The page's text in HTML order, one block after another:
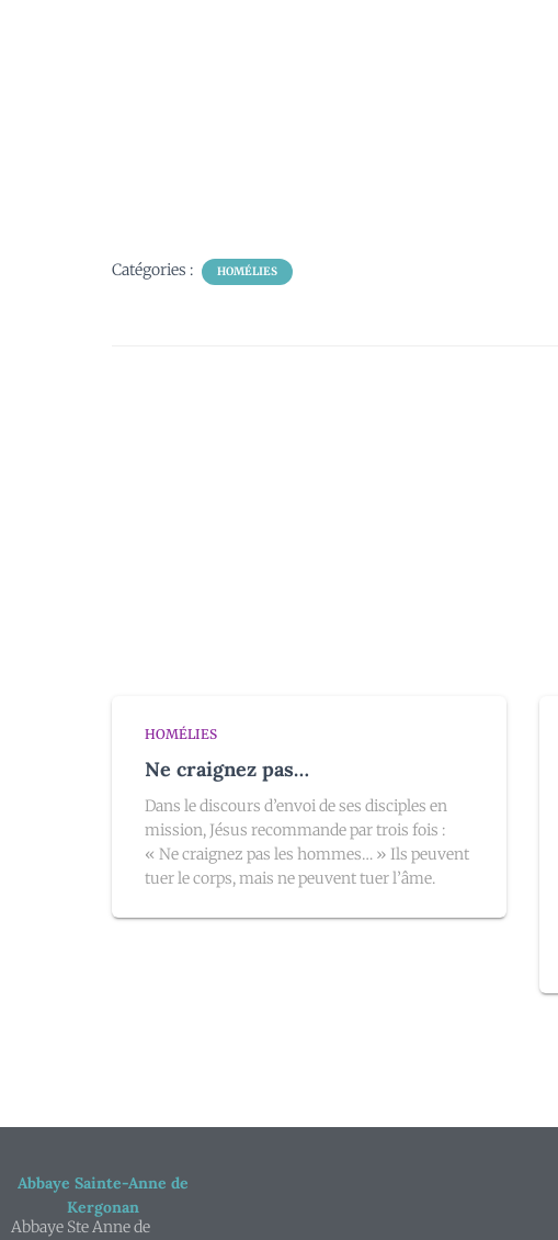
Catégories : HOMÉLIES
HOMÉLIES
Ne craignez pas…
Dans le discours d’envoi de ses disciples en
mission, Jésus recommande par trois fois :
« Ne craignez pas les hommes… » Ils peuvent
tuer le corps, mais ne peuvent tuer l’âme.
Abbaye Sainte-Anne de
Kergonan
Abbaye Ste Anne de